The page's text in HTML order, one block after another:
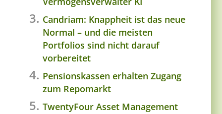
Candriam: Knappheit ist das neue
Normal – und die meisten
Portfolios sind nicht darauf
vorbereitet
Pensionskassen erhalten Zugang
zum Repomarkt
TwentyFour Asset Management